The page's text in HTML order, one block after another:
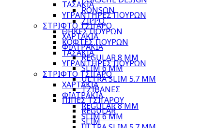
ΤΑΣΑΚΙΑ
ΥΓΡΑΝΤΗΡΕΣ ΠΟΥΡΩΝ
ΣΤΡΙΦΤΟ ΤΣΙΓΑΡΟ
ΧΑΡΤΑΚΙΑ
ΦΙΛΤΡΑΚΙΑ
REGULAR 8 MM
SLIM 6 MM
ULTRA SLIM 5.7 MM
ΤΖΙΒΑΝΕΣ
ΠΙΠΕΣ ΤΣΙΓΑΡΟΥ
REGULAR
SLIM
RONSON
ZIPPO
ΘΗΚΕΣ ΠΟΥΡΩΝ
ΚΟΦΤΕΣ ΠΟΥΡΩΝ
ΤΑΣΑΚΙΑ
ΥΓΡΑΝΤΗΡΕΣ ΠΟΥΡΩΝ
ΣΤΡΙΦΤΟ ΤΣΙΓΑΡΟ
ΧΑΡΤΑΚΙΑ
ΦΙΛΤΡΑΚΙΑ
REGULAR 8 MM
SLIM 6 MM